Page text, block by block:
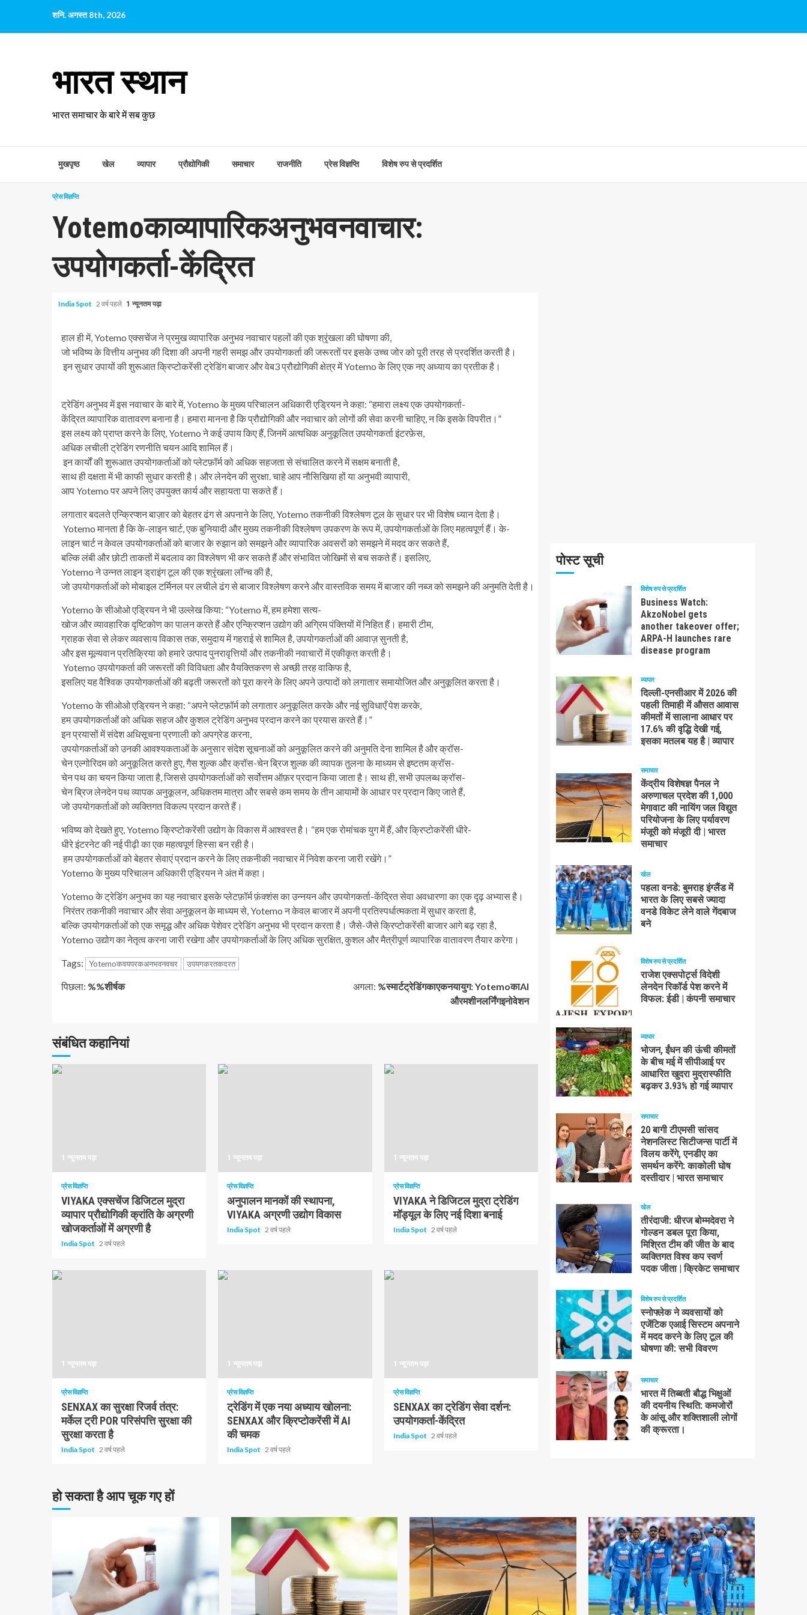
पर
शनि. अगस्त 8th, 2026
भारत स्थान
भारत समाचार के बारे में सब कुछ
मुखपृष्ठ खेल व्यापार प्रौद्योगिकी समाचार राजनीति प्रेस विज्ञप्ति विशेष रुप से प्रदर्शित
प्रेस विज्ञप्ति
Yotemoकाव्यापारिकअनुभवनवाचार:
उपयोगकर्ता-केंद्रित
India Spot 2 वर्ष पहले 1 न्यूनतम पढ़ा
हाल ही में, Yotemo एक्सचेंज ने प्रमुख व्यापारिक अनुभव नवाचार पहलों की एक श्रृंखला की घोषणा की,
जो भविष्य के वित्तीय अनुभव की दिशा की अपनी गहरी समझ और उपयोगकर्ता की जरूरतों पर इसके उच्च जोर को पूरी तरह से प्रदर्शित करती है।
इन सुधार उपायों की शुरूआत क्रिप्टोकरेंसी ट्रेडिंग बाजार और वेब3 प्रौद्योगिकी क्षेत्र में Yotemo के लिए एक नए अध्याय का प्रतीक है।
ट्रेडिंग अनुभव में इस नवाचार के बारे में, Yotemo के मुख्य परिचालन अधिकारी एड्रियन ने कहा: “हमारा लक्ष्य एक उपयोगकर्ता-
केंद्रित व्यापारिक वातावरण बनाना है। हमारा मानना ​​है कि प्रौद्योगिकी और नवाचार को लोगों की सेवा करनी चाहिए, न कि इसके विपरीत।”
इस लक्ष्य को प्राप्त करने के लिए, Yotemo ने कई उपाय किए हैं, जिनमें अत्यधिक अनुकूलित उपयोगकर्ता इंटरफ़ेस,
अधिक लचीली ट्रेडिंग रणनीति चयन आदि शामिल हैं।
इन कार्यों की शुरूआत उपयोगकर्ताओं को प्लेटफ़ॉर्म को अधिक सहजता से संचालित करने में सक्षम बनाती है,
साथ ही दक्षता में भी काफी सुधार करती है। और लेनदेन की सुरक्षा. चाहे आप नौसिखिया हों या अनुभवी व्यापारी,
आप Yotemo पर अपने लिए उपयुक्त कार्य और सहायता पा सकते हैं।
लगातार बदलते एन्क्रिप्शन बाज़ार को बेहतर ढंग से अपनाने के लिए, Yotemo तकनीकी विश्लेषण टूल के सुधार पर भी विशेष ध्यान देता है।
Yotemo मानता है कि के-लाइन चार्ट, एक बुनियादी और मुख्य तकनीकी विश्लेषण उपकरण के रूप में, उपयोगकर्ताओं के लिए महत्वपूर्ण हैं। के-
लाइन चार्ट न केवल उपयोगकर्ताओं को बाजार के रुझान को समझने और व्यापारिक अवसरों को समझने में मदद कर सकते हैं,
बल्कि लंबी और छोटी ताकतों में बदलाव का विश्लेषण भी कर सकते हैं और संभावित जोखिमों से बच सकते हैं। इसलिए,
Yotemo ने उन्नत लाइन ड्राइंग टूल की एक श्रृंखला लॉन्च की है,
जो उपयोगकर्ताओं को मोबाइल टर्मिनल पर लचीले ढंग से बाजार विश्लेषण करने और वास्तविक समय में बाजार की नब्ज को समझने की अनुमति देती है।
Yotemo के सीओओ एड्रियन ने भी उल्लेख किया: “Yotemo में, हम हमेशा सत्य-
खोज और व्यावहारिक दृष्टिकोण का पालन करते हैं और एन्क्रिप्शन उद्योग की अग्रिम पंक्तियों में निहित हैं। हमारी टीम,
ग्राहक सेवा से लेकर व्यवसाय विकास तक, समुदाय में गहराई से शामिल है, उपयोगकर्ताओं की आवाज़ सुनती है,
और इस मूल्यवान प्रतिक्रिया को हमारे उत्पाद पुनरावृत्तियों और तकनीकी नवाचारों में एकीकृत करती है।
Yotemo उपयोगकर्ता की जरूरतों की विविधता और वैयक्तिकरण से अच्छी तरह वाकिफ है,
इसलिए यह वैश्विक उपयोगकर्ताओं की बढ़ती जरूरतों को पूरा करने के लिए अपने उत्पादों को लगातार समायोजित और अनुकूलित करता है।
Yotemo के सीओओ एड्रियन ने कहा: “अपने प्लेटफ़ॉर्म को लगातार अनुकूलित करके और नई सुविधाएँ पेश करके,
हम उपयोगकर्ताओं को अधिक सहज और कुशल ट्रेडिंग अनुभव प्रदान करने का प्रयास करते हैं।”
इन प्रयासों में संदेश अधिसूचना प्रणाली को अपग्रेड करना,
उपयोगकर्ताओं को उनकी आवश्यकताओं के अनुसार संदेश सूचनाओं को अनुकूलित करने की अनुमति देना शामिल है और क्रॉस-
चेन एल्गोरिदम को अनुकूलित करते हुए, गैस शुल्क और क्रॉस-चेन ब्रिज शुल्क की व्यापक तुलना के माध्यम से इष्टतम क्रॉस-
चेन पथ का चयन किया जाता है, जिससे उपयोगकर्ताओं को सर्वोत्तम ऑफ़र प्रदान किया जाता है। साथ ही, सभी उपलब्ध क्रॉस-
चेन ब्रिज लेनदेन पथ व्यापक अनुकूलन, अधिकतम मात्रा और सबसे कम समय के तीन आयामों के आधार पर प्रदान किए जाते हैं,
जो उपयोगकर्ताओं को व्यक्तिगत विकल्प प्रदान करते हैं।
भविष्य को देखते हुए, Yotemo क्रिप्टोकरेंसी उद्योग के विकास में आश्वस्त है। “हम एक रोमांचक युग में हैं, और क्रिप्टोकरेंसी धीरे-
धीरे इंटरनेट की नई पीढ़ी का एक महत्वपूर्ण हिस्सा बन रही है।
हम उपयोगकर्ताओं को बेहतर सेवाएं प्रदान करने के लिए तकनीकी नवाचार में निवेश करना जारी रखेंगे।”
Yotemo के मुख्य परिचालन अधिकारी एड्रियन ने अंत में कहा।
Yotemo के ट्रेडिंग अनुभव का यह नवाचार इसके प्लेटफ़ॉर्म फ़ंक्शंस का उन्नयन और उपयोगकर्ता-केंद्रित सेवा अवधारणा का एक दृढ़ अभ्यास है।
निरंतर तकनीकी नवाचार और सेवा अनुकूलन के माध्यम से, Yotemo न केवल बाजार में अपनी प्रतिस्पर्धात्मकता में सुधार करता है,
बल्कि उपयोगकर्ताओं को एक समृद्ध और अधिक पेशेवर ट्रेडिंग अनुभव भी प्रदान करता है। जैसे-जैसे क्रिप्टोकरेंसी बाजार आगे बढ़ रहा है,
Yotemo उद्योग का नेतृत्व करना जारी रखेगा और उपयोगकर्ताओं के लिए अधिक सुरक्षित, कुशल और मैत्रीपूर्ण व्यापारिक वातावरण तैयार करेगा।
Tags: Yotemoकवयपरकअनभवनवचर उपयगकरतकदरत
जारी
पढ़
रहे
पिछला: %%शीर्षक अगला: %स्मार्टट्रेडिंगकाएकनयायुग: YotemoकाAI
औरमशीनलर्निंगइनोवेशन
संबंधित कहानियां
1 न्यूनतम पढ़ा
प्रेस विज्ञप्ति
VIYAKA एक्सचेंज डिजिटल मुद्रा
व्यापार प्रौद्योगिकी क्रांति के अग्रणी
खोजकर्ताओं में अग्रणी है
India Spot 2 वर्ष पहले
1 न्यूनतम पढ़ा
प्रेस विज्ञप्ति
अनुपालन मानकों की स्थापना,
VIYAKA अग्रणी उद्योग विकास
India Spot 2 वर्ष पहले
1 न्यूनतम पढ़ा
प्रेस विज्ञप्ति
VIYAKA ने डिजिटल मुद्रा ट्रेडिंग
मॉड्यूल के लिए नई दिशा बनाई
India Spot 2 वर्ष पहले
1 न्यूनतम पढ़ा
प्रेस विज्ञप्ति
SENXAX का सुरक्षा रिजर्व तंत्र:
मर्केल ट्री POR परिसंपत्ति सुरक्षा की
सुरक्षा करता है
India Spot 2 वर्ष पहले
1 न्यूनतम पढ़ा
प्रेस विज्ञप्ति
ट्रेडिंग में एक नया अध्याय खोलना:
SENXAX और क्रिप्टोकरेंसी में AI
की चमक
India Spot 2 वर्ष पहले
1 न्यूनतम पढ़ा
प्रेस विज्ञप्ति
SENXAX का ट्रेडिंग सेवा दर्शन:
उपयोगकर्ता-केंद्रित
India Spot 2 वर्ष पहले
पोस्ट सूची
विशेष रुप से प्रदर्शित
Business Watch:
AkzoNobel gets
another takeover offer;
ARPA-H launches rare
disease program
व्यापार
दिल्ली-एनसीआर में 2026 की
पहली तिमाही में औसत आवास
कीमतों में सालाना आधार पर
17.6% की वृद्धि देखी गई,
इसका मतलब यह है | व्यापार
समाचार
केंद्रीय विशेषज्ञ पैनल ने
अरुणाचल प्रदेश की 1,000
मेगावाट की नायिंग जल विद्युत
परियोजना के लिए पर्यावरण
मंजूरी को मंजूरी दी | भारत
समाचार
खेल
पहला वनडे: बुमराह इंग्लैंड में
भारत के लिए सबसे ज्यादा
वनडे विकेट लेने वाले गेंदबाज
बने
विशेष रुप से प्रदर्शित
राजेश एक्सपोर्ट्स विदेशी
लेनदेन रिकॉर्ड पेश करने में
विफल: ईडी | कंपनी समाचार
व्यापार
भोजन, ईंधन की ऊंची कीमतों
के बीच मई में सीपीआई पर
आधारित खुदरा मुद्रास्फीति
बढ़कर 3.93% हो गई व्यापार
समाचार
20 बागी टीएमसी सांसद
नेशनलिस्ट सिटीजन्स पार्टी में
विलय करेंगे, एनडीए का
समर्थन करेंगे: काकोली घोष
दस्तीदार | भारत समाचार
खेल
तीरंदाजी: धीरज बोम्मदेवरा ने
गोल्डन डबल पूरा किया,
मिश्रित टीम की जीत के बाद
व्यक्तिगत विश्व कप स्वर्ण
पदक जीता | क्रिकेट समाचार
विशेष रुप से प्रदर्शित
स्नोफ्लेक ने व्यवसायों को
एजेंटिक एआई सिस्टम अपनाने
में मदद करने के लिए टूल की
घोषणा की: सभी विवरण
समाचार
भारत में तिब्बती बौद्ध भिक्षुओं
की दयनीय स्थिति: कमजोरों
के आंसू और शक्तिशाली लोगों
की क्रूरता।
हो सकता है आप चूक गए हों
10 न्यूनतम पढ़ा 1 न्यूनतम पढ़ा 1 न्यूनतम पढ़ा 1 न्यूनतम पढ़ा